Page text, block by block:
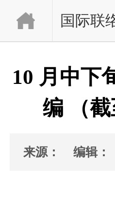
国际联
10 月中下
编 （截
来源： 编辑：